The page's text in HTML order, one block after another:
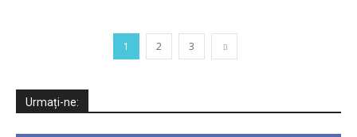
1 2 3
Urmați-ne: